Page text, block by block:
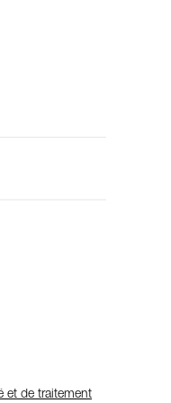
et de traitement